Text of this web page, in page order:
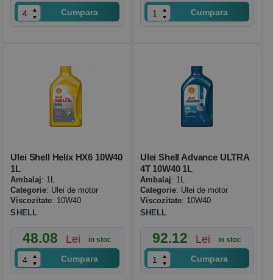
Cumpara Cumpara
Ulei Shell Helix HX6 10W40
1L
Ambalaj: 1L
Categorie: Ulei de motor
Viscozitate: 10W40
SHELL
48.08 Lei in stoc
Cumpara
Ulei Shell Advance ULTRA
4T 10W40 1L
Ambalaj: 1L
Categorie: Ulei de motor
Viscozitate: 10W40
SHELL
92.12 Lei in stoc
Cumpara